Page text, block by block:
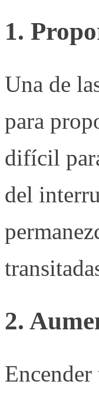
1.
Una de
para
difícil
del
2.